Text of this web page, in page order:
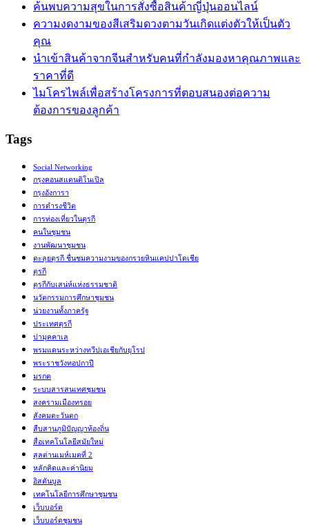
ค้นพบความสุขในการสั่งซื้อสินค้าญี่ปุ่นออนไลน์
ความงดงามของสีเสริมดวงตามวันเกิดแต่งตัวให้เป็นตัว
คุณ
นำเข้าสินค้าจากจีนสำหรับคนที่กำลังมองหาคุณภาพและ
ราคาที่ดี
ไมโครไพล์เพื่อสร้างโครงการที่ตอบสนองต่อความ
ต้องการของลูกค้า
Tags
Social Networking
กรุงคอนสแตนติโนเปิล
กรุงอังการา
การดำรงชีวิต
การท่องเที่ยวในตุรกี
คนในชุมชน
งานพัฒนาชุมชน
ตะลุยตุรกี ชื่นชมความงามของกรวยหินแคปปาโดเชีย
ตุรกี
ตุรกีกับเสน่ห์แห่งธรรมชาติ
นวัตกรรมการศึกษาชุมชน
น่วยงานทั้งภาครัฐ
ประเทศตุรกี
ปามุคคาเล
พรมแดนระหว่างทวีปเอเชียกับยุโรป
พระราชวังทอปกาปี
มรกต
ระบบสารสนเทศชุมชน
สงครามเมืองทรอย
สังคมตะวันตก
สืบสานภูมิปัญญาท้องถิ่น
สื่อเทคโนโลยีสมัยใหม่
สุลต่านเมห์เมตที่ 2
หลักคิดและค่านิยม
อิสตันบูล
เทคโนโลยีการศึกษาชุมชน
เว็บบอร์ด
เว็บบอร์ดชุมชน